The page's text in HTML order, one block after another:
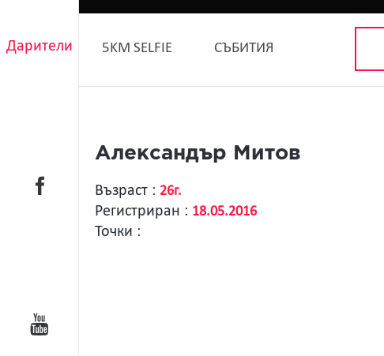
Дарители 5KM SELFIE СЪБИТИЯ
Александър Митов
Възраст : 26г.
Регистриран : 18.05.2016
Точки :